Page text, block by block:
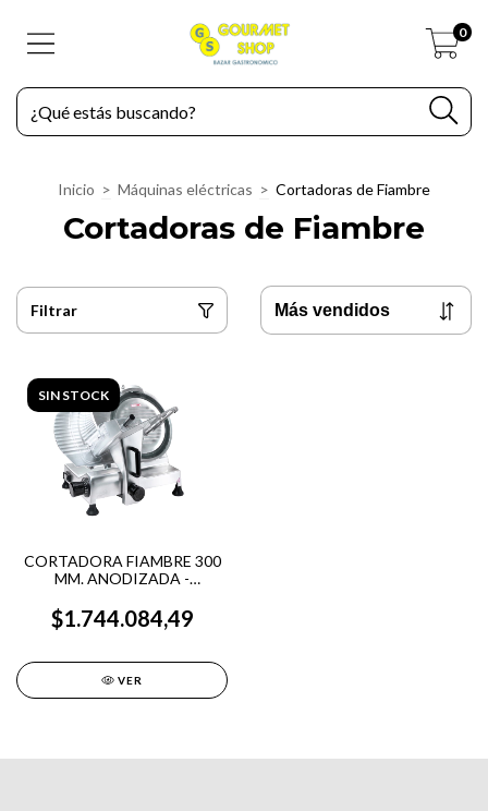
0
Inicio > Máquinas eléctricas > Cortadoras de Fiambre
Cortadoras de Fiambre
Filtrar
SIN STOCK
CORTADORA FIAMBRE 300
MM. ANODIZADA -
$1.744.084,49
VER